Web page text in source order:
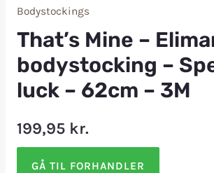
Bodystockings
That’s Mine –
bodystocking –
luck – 62cm – 3M
199,95 kr.
GÅ TIL FORHANDLER